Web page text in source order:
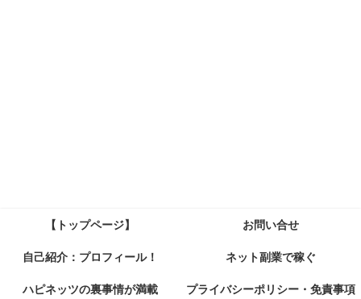
【トップページ】 お問い合せ
自己紹介：プロフィール！ ネット副業で稼ぐ
ハピネッツの裏事情が満載 プライバシーポリシー・免責事項